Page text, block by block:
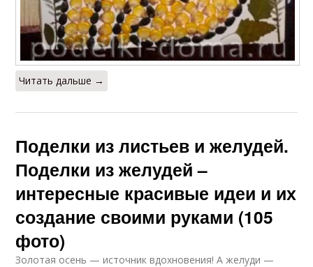
Читать дальше →
Поделки из листьев и желудей.
Поделки из желудей –
интересные красивые идеи и их
создание своими руками (105
фото)
Золотая осень — источник вдохновения! А желуди —